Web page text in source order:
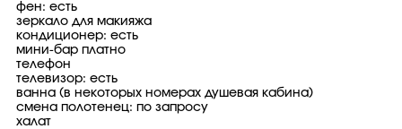
фен: есть
зеркало для макияжа
кондиционер: есть
мини-бар платно
телефон
телевизор: есть
ванна (в некоторых номерах душевая кабина)
смена полотенец: по запросу
халат